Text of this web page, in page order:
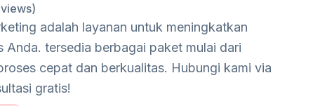
adalah layanan untuk meningkatkan
Anda. tersedia berbagai paket mulai dari
cepat dan berkualitas. Hubungi kami via
gratis!